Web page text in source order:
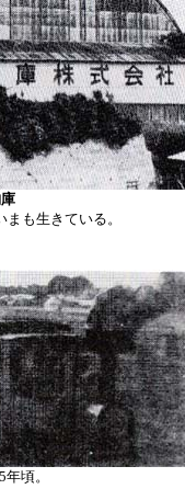
も生きている。
頃。